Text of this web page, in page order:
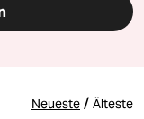
Neueste / Älteste